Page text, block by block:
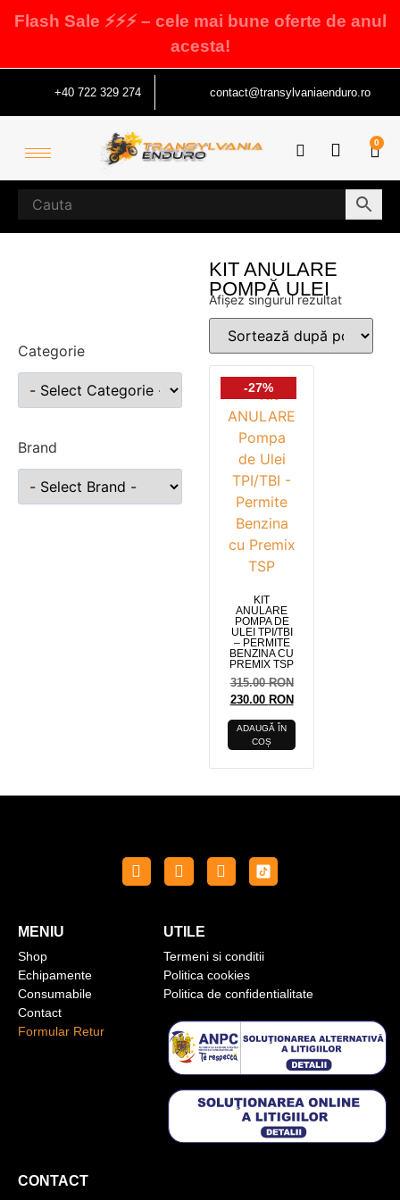
Flash Sale ⚡⚡⚡ – cele mai bune oferte de anul
acesta!
+40 722 329 274 contact@transylvaniaenduro.ro
0
Categorie
Brand
KIT ANULARE
POMPĂ ULEI
Afișez singurul rezultat
-27%
KIT
ANULARE
POMPA DE
ULEI TPI/TBI
– PERMITE
BENZINA CU
PREMIX TSP
315.00RON
230.00 RON
ADAUGĂ ÎN
COȘ
MENIU
Shop
Echipamente
Consumabile
Contact
Formular Retur
UTILE
Termeni si conditii
Politica cookies
Politica de confidentialitate
CONTACT